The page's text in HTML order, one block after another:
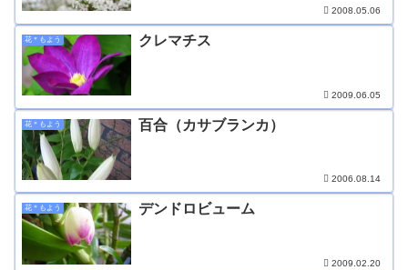
2008.05.06
花＊もよう クレマチス
2009.06.05
花＊もよう 百合（カサブランカ）
2006.08.14
花＊もよう デンドロビューム
2009.02.20